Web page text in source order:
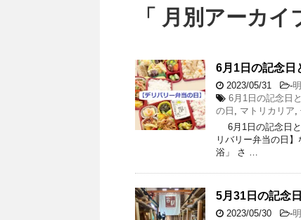
「 月別アーカ
6月1日の記念日
2023/05/31 -
6月1日の記念日
の日 , マトリカリア,
6月1日の記念日と
リバリー弁当の日
浴」 さ …
5月31日の記念
2023/05/30 -